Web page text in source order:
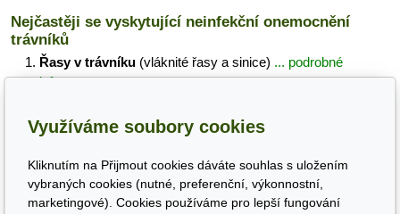
Nejčastěji se vyskytující neinfekční onemocnění
trávníků
Řasy v trávníku (vláknité řasy a sinice) ... podrobné
informace...
Živočišné škůdce(Háďátka, hmyz, žížaly, krtci, hraboši a
hryzci)
... podrobné informace...
Využíváme soubory cookies
Kliknutím na Přijmout cookies dáváte souhlas s uložením
vybraných cookies (nutné, preferenční, výkonnostní,
marketingové). Cookies používáme pro lepší fungování